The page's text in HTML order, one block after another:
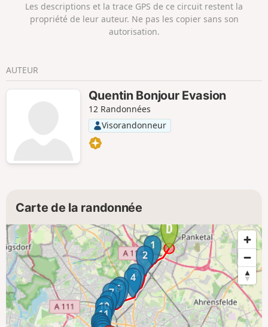
d'environ 1,5 kilomètre.
Les descriptions et la trace GPS de ce circuit restent la
propriété de leur auteur. Ne pas les copier sans son
autorisation.
AUTEUR
Quentin Bonjour Evasion
12 Randonnées
Visorandonneur
Carte de la randonnée
1
2
3
4
5
6
7
8
9
10
11
12
13